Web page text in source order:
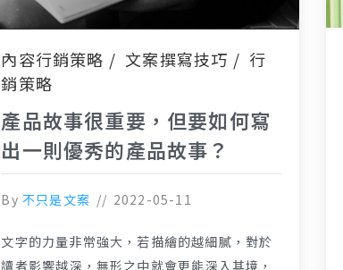
內容行銷策略 文案撰寫技巧
行
銷策略
產品故事很重要，但要如何寫
出一則優秀的產品故事？
By 不只是文案 2022-05-11
文字的力量非常強大，若描繪的越細膩，對於
讀者影響越深，無形之中就會更能深入其境，